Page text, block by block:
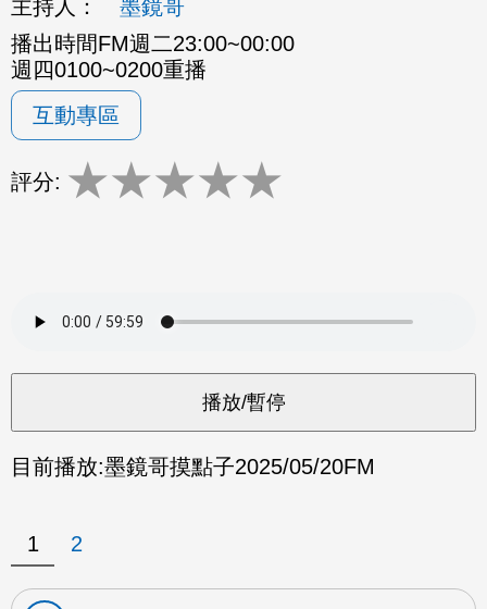
主持人：
墨鏡哥
播出時間FM週二23:00~00:00
週四0100~0200重播
互動專區
評分: ★★★★★
目前播放:墨鏡哥摸點子2025/05/20FM
1 2